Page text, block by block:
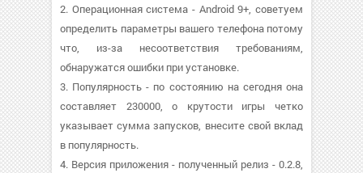
2. Операционная система - Android 9+, советуем
определить параметры вашего телефона потому
что, из-за несоответствия требованиям,
обнаружатся ошибки при установке.
3. Популярность - по состоянию на сегодня она
составляет 230000, о крутости игры четко
указывает сумма запусков, внесите свой вклад
в популярность.
4. Версия приложения - полученный релиз - 0.2.8,